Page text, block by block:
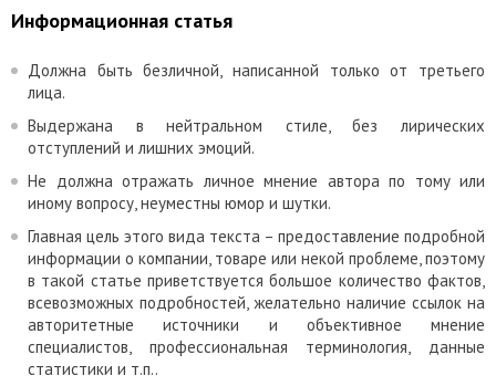
Информационная статья
Должна быть безличной, написанной только от третьего
лица.
Выдержана в нейтральном стиле, без лирических
отступлений и лишних эмоций.
Не должна отражать личное мнение автора по тому или
иному вопросу, неуместны юмор и шутки.
Главная цель этого вида текста – предоставление подробной
информации о компании, товаре или некой проблеме, поэтому
в такой статье приветствуется большое количество фактов,
всевозможных подробностей, желательно наличие ссылок на
авторитетные источники и объективное мнение
специалистов, профессиональная терминология, данные
статистики и т.п..